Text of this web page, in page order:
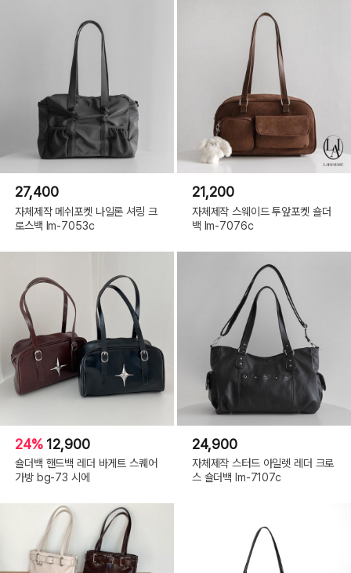
27,400
자체제작 메쉬포켓 나일론 셔링 크
로스백 lm-7053c
21,200
자체제작 스웨이드 투앞포켓 숄더
백 lm-7076c
24% 12,900
숄더백 핸드백 레더 바게트 스퀘어
가방 bg-73 시에
24,900
자체제작 스터드 아일렛 레더 크로
스 숄더백 lm-7107c